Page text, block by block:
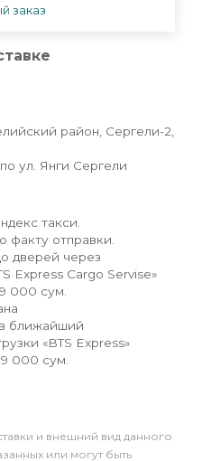
заказ
район, Сергели-2,
ул. Янги Сергели
такси.
факту отправки.
дверей через
Express Cargo Servise»
000 сум.
ближайший
«BTS Express»
000 сум.
и внешний вид данного
или могут быть